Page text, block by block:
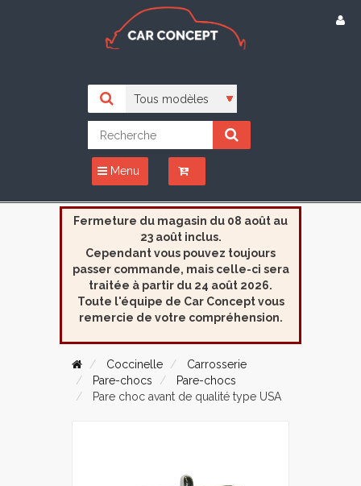
Menu
Fermeture du magasin du 08 août au
23 août inclus.
Cependant vous pouvez toujours
passer commande, mais celle-ci sera
traitée à partir du 24 août 2026.
Toute l'équipe de Car Concept vous
remercie de votre compréhension.
Coccinelle
Carrosserie
Pare-chocs
Pare-chocs
Pare choc avant de qualité type USA